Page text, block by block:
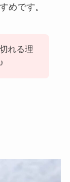
めです。
れる理